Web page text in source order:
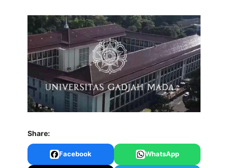
Share:
Facebook WhatsApp